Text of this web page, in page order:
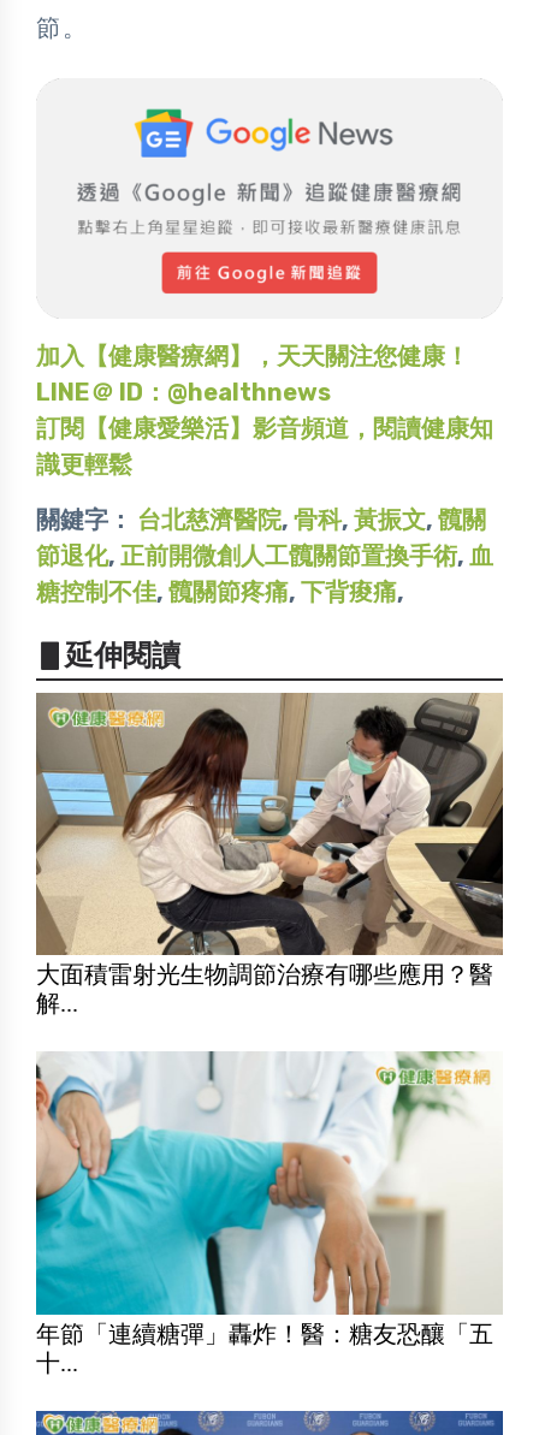
節。
加入【健康醫療網】，天天關注您健康！
LINE＠ ID：@healthnews
訂閱【健康愛樂活】影音頻道，閱讀健康知
識更輕鬆
關鍵字： 台北慈濟醫院, 骨科, 黃振文, 髖關
節退化, 正前開微創人工髖關節置換手術, 血
糖控制不佳, 髖關節疼痛, 下背痠痛,
▋延伸閱讀
大面積雷射光生物調節治療有哪些應用？醫
解...
年節「連續糖彈」轟炸！醫：糖友恐釀「五
十...